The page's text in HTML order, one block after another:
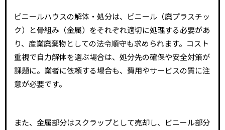
ビニールハウスの解体・処分は、ビニール（廃プラスチッ
ク）と骨組み（金属）をそれぞれ適切に処理する必要があ
り、産業廃棄物としての法令順守も求められます。コスト
重視で自力解体を選ぶ場合は、処分先の確保や安全対策が
課題に。業者に依頼する場合も、費用やサービスの質に注
意が必要です。
また、金属部分はスクラップとして売却し、ビニール部分